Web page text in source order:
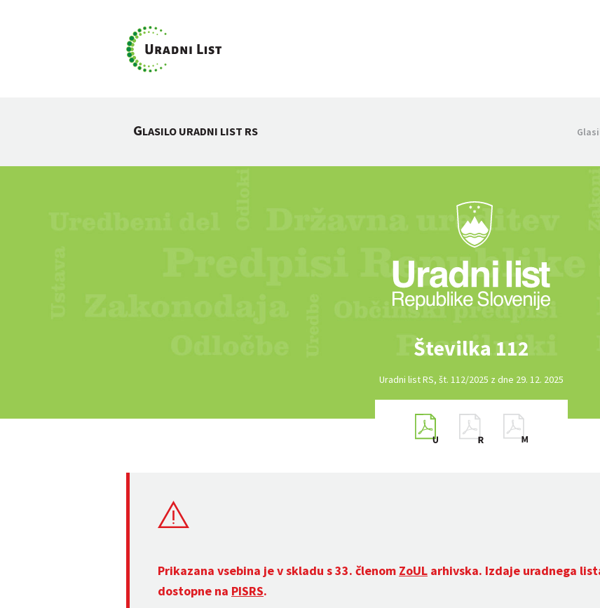
GLASILO URADNI LIST RS
Številka 112
Uradni list RS, št. 112/2025 z dne 29. 12. 2025
Prikazana vsebina je v skladu s 33. členom ZoUL arhivska. Izdaje uradnega
dostopne na PISRS.